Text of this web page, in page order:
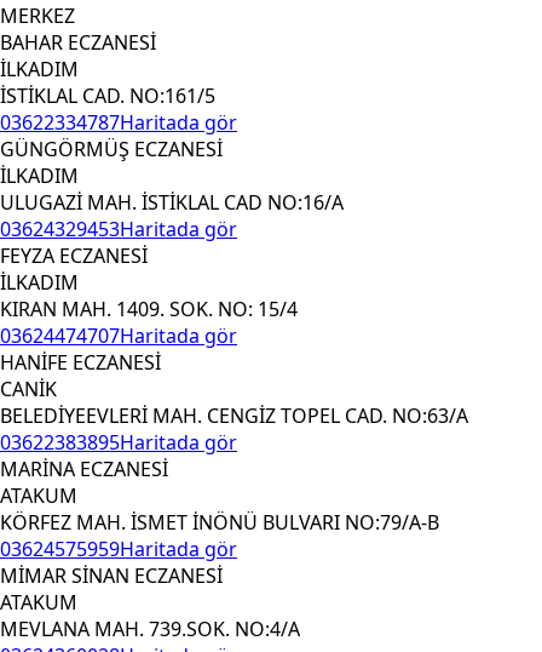
MERKEZ
BAHAR ECZANESİ
İLKADIM
İSTİKLAL CAD. NO:161/5
03622334787Haritada gör
GÜNGÖRMÜŞ ECZANESİ
İLKADIM
ULUGAZİ MAH. İSTİKLAL CAD NO:16/A
03624329453Haritada gör
FEYZA ECZANESİ
İLKADIM
KIRAN MAH. 1409. SOK. NO: 15/4
03624474707Haritada gör
HANİFE ECZANESİ
CANİK
BELEDİYEEVLERİ MAH. CENGİZ TOPEL CAD. NO:63/A
03622383895Haritada gör
MARİNA ECZANESİ
ATAKUM
KÖRFEZ MAH. İSMET İNÖNÜ BULVARI NO:79/A-B
03624575959Haritada gör
MİMAR SİNAN ECZANESİ
ATAKUM
MEVLANA MAH. 739.SOK. NO:4/A